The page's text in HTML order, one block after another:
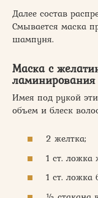
Далее состав
Смывается маска
шампуня.
Маска с
ламинирования
Имея под рукой
объем и блеск
2 желтка;
1 ст. ложка
1 ст. ложка